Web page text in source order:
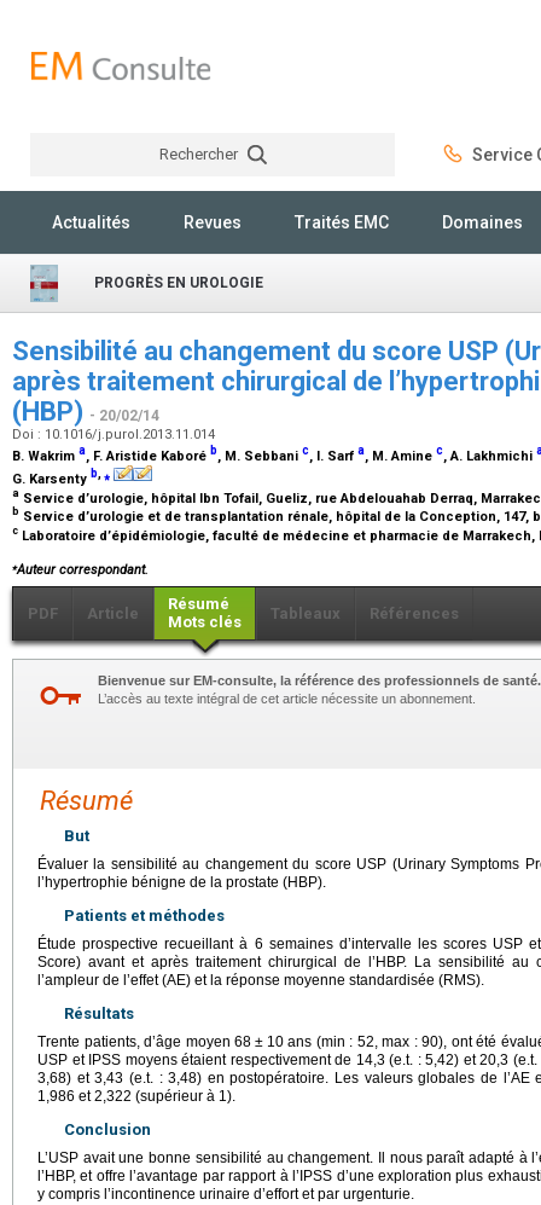
Rechercher Service
Actualités Revues Traités EMC Domaines
PROGRÈS EN UROLOGIE
Sensibilité au changement du score USP
après traitement chirurgical de
(HBP) - 20/02/14
Doi : 10.1016/j.purol.2013.11.014
B. Wakrim a, F. Aristide Kaboré b, M. Sebbani c, I. Sarf a, M. Amine c, A. Lakhmichi
G. Karsenty b ⁎
a Service d’urologie, hôpital Ibn Tofail, Gueliz, rue Abdelouahab Derraq,
b Service d’urologie et de transplantation rénale, hôpital de la Conception, 147,
c Laboratoire d’épidémiologie, faculté de médecine et pharmacie de
⁎Auteur correspondant.
PDF Article
Résumé
Mots clés
Tableaux Références
Bienvenue sur EM-consulte, la référence des professionnels de santé.
L’accès au texte intégral de cet article nécessite un abonnement.
Résumé
But
Évaluer la sensibilité au changement du score USP (Urinary Symptoms
l’hypertrophie bénigne de la prostate (HBP).
Patients et méthodes
Étude prospective recueillant à 6 semaines d’intervalle les scores USP
Score) avant et après traitement chirurgical de l’HBP. La sensibilité
l’ampleur de l’effet (AE) et la réponse moyenne standardisée (RMS).
Résultats
Trente patients, d’âge moyen 68 ± 10 ans (min : 52, max : 90), ont été
USP et IPSS moyens étaient respectivement de 14,3 (e.t. : 5,42) et 20,3
3,68) et 3,43 (e.t. : 3,48) en postopératoire. Les valeurs globales de l’AE
1,986 et 2,322 (supérieur à 1).
Conclusion
L’USP avait une bonne sensibilité au changement. Il nous paraît adapté à
l’HBP, et offre l’avantage par rapport à l’IPSS d’une exploration plus
y compris l’incontinence urinaire d’effort et par urgenturie.